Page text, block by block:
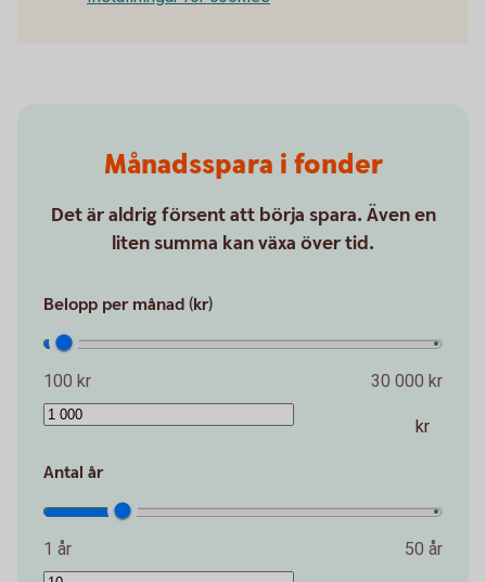
Månadsspara i fonder
Det är aldrig försent att börja spara. Även en
liten summa kan växa över tid.
Belopp per månad (kr)
100 kr 30 000 kr
kr
Antal år
1 år 50 år